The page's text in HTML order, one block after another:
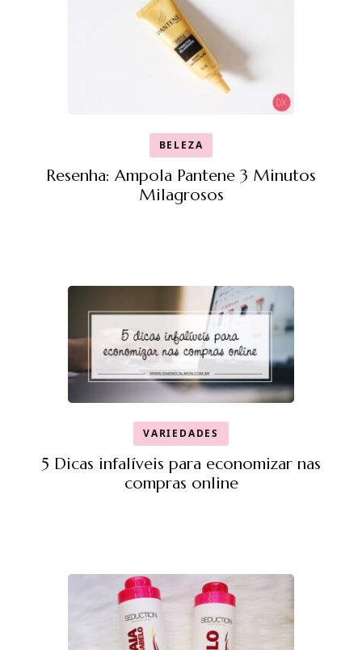
BELEZA
Resenha: Ampola Pantene 3 Minutos
Milagrosos
VARIEDADES
5 Dicas infalíveis para economizar nas
compras online